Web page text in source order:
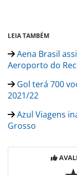
LEIA TAMBÉM
Aena Brasil
Aeroporto do
Gol terá 700
2021/22
Azul Viagens
Grosso